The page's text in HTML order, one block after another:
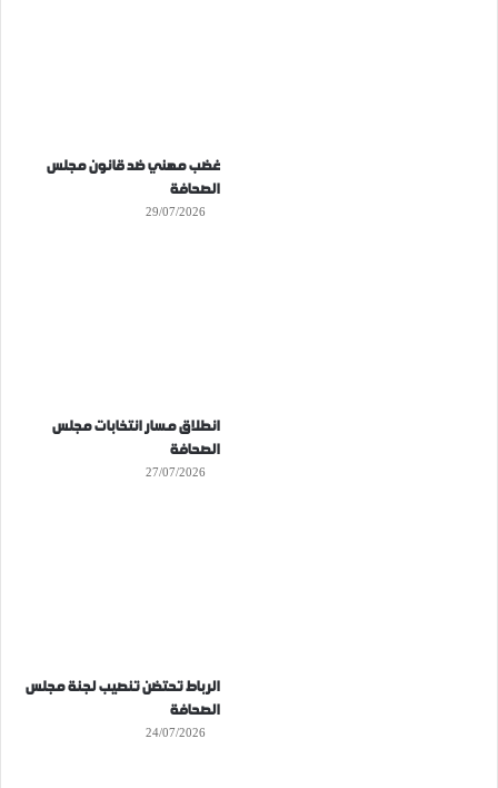
غضب مهني ضد قانون مجلس
الصحافة
29/07/2026
انطلاق مسار انتخابات مجلس
الصحافة
27/07/2026
الرباط تحتضن تنصيب لجنة مجلس
الصحافة
24/07/2026